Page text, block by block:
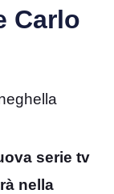
Carlo
serie tv
nella